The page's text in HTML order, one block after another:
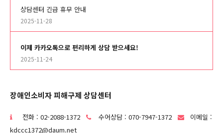
상담센터 긴급 휴무 안내
2025-11-28
이제 카카오톡으로 편리하게 상담 받으세요!
2025-11-24
장애인소비자 피해구제 상담센터
전화 : 02-2088-1372 수어상담 : 070-7947-1372
이메일 :
kdccc1372@daum.net